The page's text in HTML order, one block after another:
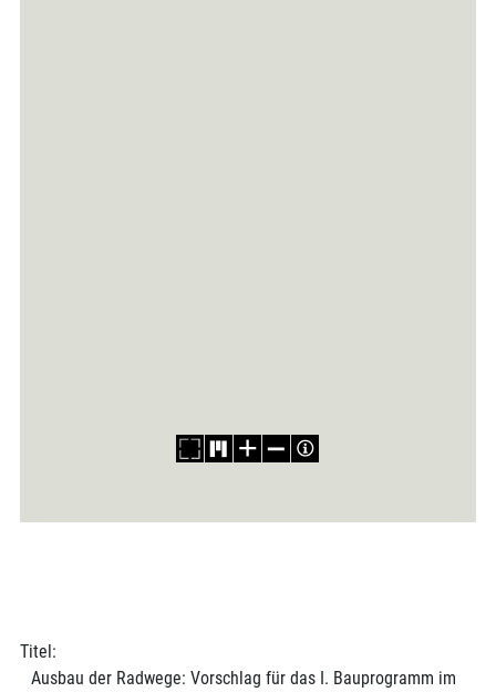
Titel:
Ausbau der Radwege: Vorschlag für das I. Bauprogramm im